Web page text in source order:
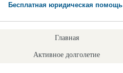
Бесплатная юридическая помощь
Главная
Активное долголетие